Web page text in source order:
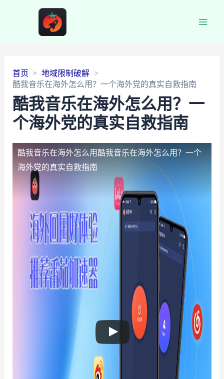
首页
地域限制破解
酷我音乐在海外怎么用？一个海外党的真实自救指南
酷我音乐在海外怎么用？一
个海外党的真实自救指南
酷我音乐在海外怎么用酷我音乐在海外怎么用？一个
海外党的真实自救指南